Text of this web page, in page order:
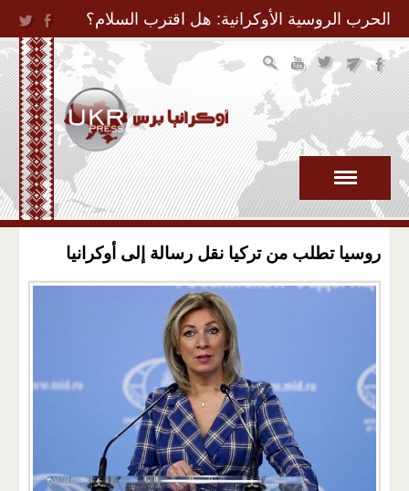
Jump to Navigation
الحرب الروسية الأوكرانية: هل اقترب السلام؟
روسيا تطلب من تركيا نقل رسالة إلى أوكرانيا